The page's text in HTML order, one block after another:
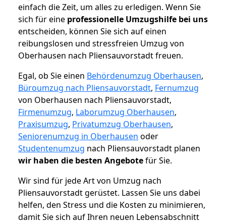
einfach die Zeit, um alles zu erledigen. Wenn Sie
sich für eine professionelle Umzugshilfe bei uns
entscheiden, können Sie sich auf einen
reibungslosen und stressfreien Umzug von
Oberhausen nach Pliensauvorstadt freuen.
Egal, ob Sie einen Behördenumzug Oberhausen,
Büroumzug nach Pliensauvorstadt, Fernumzug
von Oberhausen nach Pliensauvorstadt,
Firmenumzug, Laborumzug Oberhausen,
Praxisumzug, Privatumzug Oberhausen,
Seniorenumzug in Oberhausen oder
Studentenumzug nach Pliensauvorstadt planen
wir haben die besten Angebotefür Sie.
Wir sind für jede Art von Umzug nach
Pliensauvorstadt gerüstet. Lassen Sie uns dabei
helfen, den Stress und die Kosten zu minimieren,
damit Sie sich auf Ihren neuen Lebensabschnitt